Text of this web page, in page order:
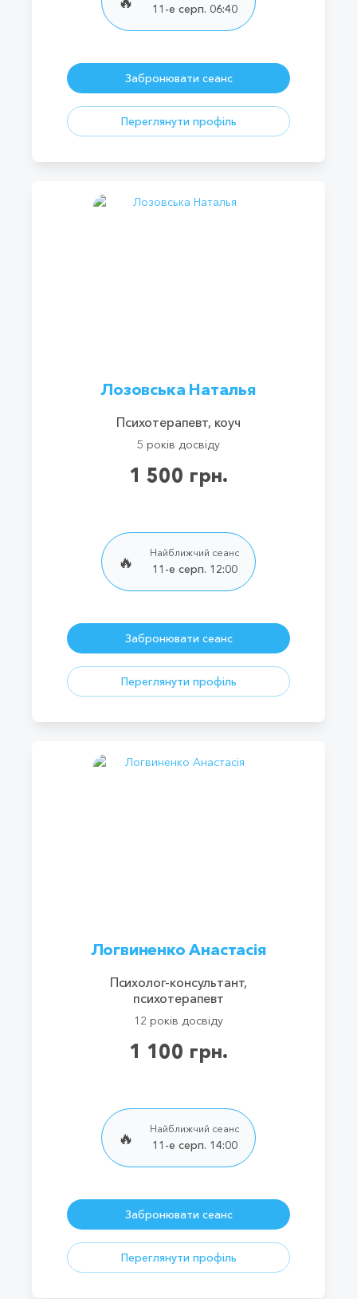
11-е серп. 06:40
Забронювати сеанс
Переглянути профіль
Лозовська Наталья
Психотерапевт, коуч
5 років досвіду
1 500 грн.
🔥
Найближчий сеанс
11-е серп. 12:00
Забронювати сеанс
Переглянути профіль
Логвиненко Анастасія
Психолог-консультант,
психотерапевт
12 років досвіду
1 100 грн.
🔥
Найближчий сеанс
11-е серп. 14:00
Забронювати сеанс
Переглянути профіль